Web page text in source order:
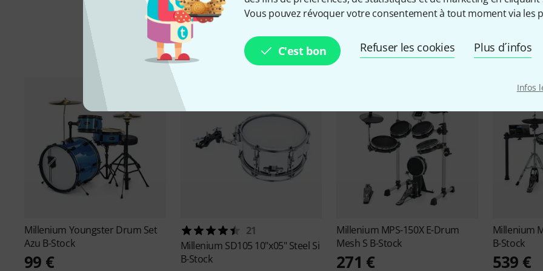
Vous pouvez révoquer votre consentement à tout moment via les
C'est bon Refuser les cookies Plus d´infos
Infos
Offres Millenium
Destockage Deals actuels
Millenium Youngster Drum Set
Azu B-Stock
99 €
21
Millenium SD105 10"x05" Steel Si
B-Stock
Millenium MPS-150X E-Drum
Mesh S B-Stock
271 €
Millenium
B-Stock
539 €